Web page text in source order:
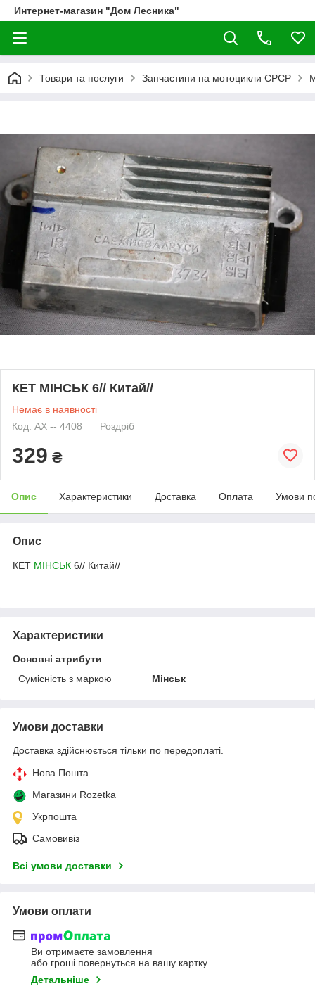
Интернет-магазин "Дом Лесника"
Товари та послуги Запчастини на мотоцикли СРСР
КЕТ МІНСЬК 6// Китай//
Немає в наявності
Код: АХ -- 4408
Роздріб
329 ₴
Опис Характеристики Доставка Оплата Умови
Опис
КЕТ МІНСЬК 6// Китай//
Характеристики
Основні атрибути
Сумісність з маркою
Мінськ
Умови доставки
Доставка здійснюється тільки по передоплаті.
Нова Пошта
Магазини Rozetka
Укрпошта
Самовивіз
Всі умови доставки
Умови оплати
Ви отримаєте замовлення
або гроші повернуться на вашу картку
Детальніше